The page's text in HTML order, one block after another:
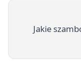
Jakie